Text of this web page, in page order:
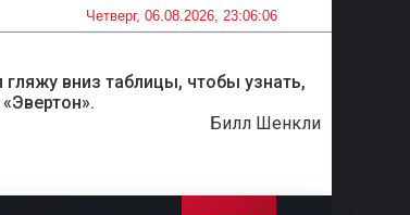
Четверг, 06.08.2026, 23:06:06
вниз таблицы, чтобы узнать,
«Эвертон».
Билл Шенкли